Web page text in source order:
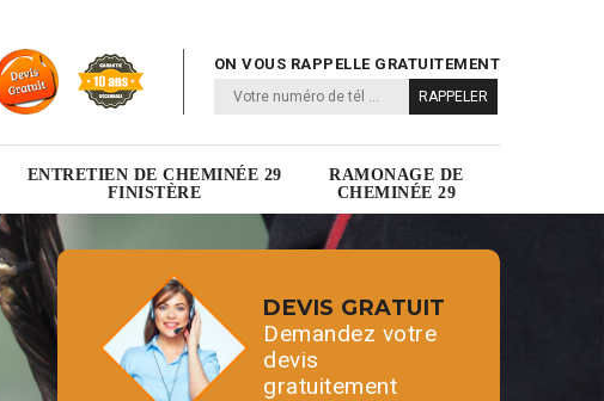
ON VOUS RAPPELLE GRATUITEMENT
ENTRETIEN DE CHEMINÉE 29
FINISTÈRE
RAMONAGE DE
CHEMINÉE 29
DEVIS GRATUIT
Demandez votre
devis
gratuitement